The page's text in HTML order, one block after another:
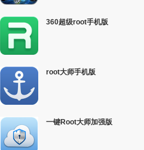
360超级root手机版
root大师手机版
一键Root大师加强版